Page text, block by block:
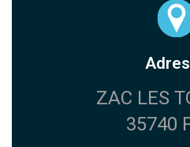
ZAC LES
35740